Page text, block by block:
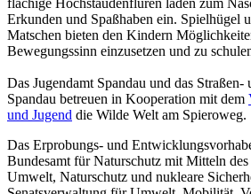
flächige Hochstaudenfluren laden zum
Erkunden und Spaßhaben ein. Spielhügel
Matschen bieten den Kindern
Bewegungssinn einzusetzen und zu
Das Jugendamt Spandau und das
Spandau betreuen in Kooperation mit dem
und Jugend die Wilde Welt am Spieroweg.
Das Erprobungs- und
Bundesamt für Naturschutz mit Mitteln
Umwelt, Naturschutz und nukleare